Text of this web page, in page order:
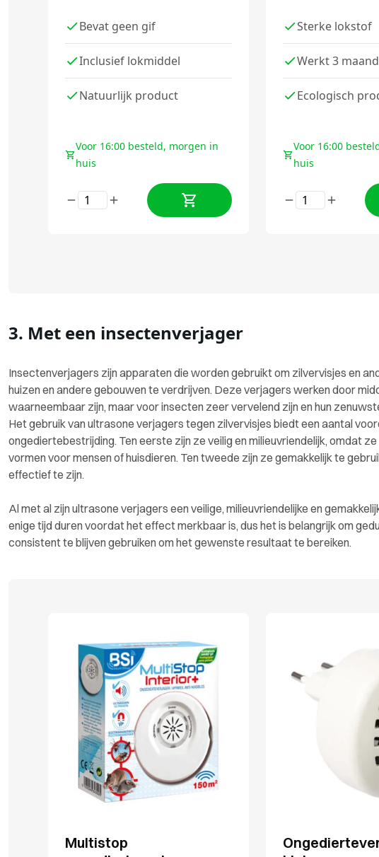
Bevat geen gif
Inclusief lokmiddel
Natuurlijk product
Voor 16:00 besteld, morgen in
huis
Sterke lokstof
Werkt 3
Ecologisch
Voor 16:00
huis
3. Met een insectenverjager
Insectenverjagers zijn apparaten die worden gebruikt om zilvervisjes en
huizen en andere gebouwen te verdrijven. Deze verjagers werken door
waarneembaar zijn, maar voor insecten zeer vervelend zijn en hun
Het gebruik van ultrasone verjagers tegen zilvervisjes biedt een aantal
ongediertebestrijding. Ten eerste zijn ze veilig en milieuvriendelijk, omdat
vormen voor mensen of huisdieren. Ten tweede zijn ze gemakkelijk te
effectief te zijn.
Al met al zijn ultrasone verjagers een veilige, milieuvriendelijke en
enige tijd duren voordat het effect merkbaar is, dus het is belangrijk om
consistent te blijven gebruiken om het gewenste resultaat te bereiken.
Multistop